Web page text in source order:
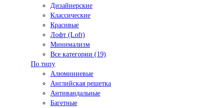
Дизайнерские
Классические
Красивые
Лофт (Loft)
Минимализм
Все категории (19)
По типу
Алюминиевые
Английская решетка
Антивандальные
Багетные